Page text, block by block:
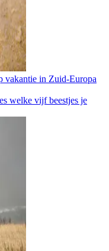
vakantie in Zuid-Europa
welke vijf beestjes je